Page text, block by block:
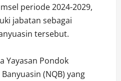
periode 2024-2029,
jabatan sebagai
tersebut.
Yayasan Pondok
(NQB) yang